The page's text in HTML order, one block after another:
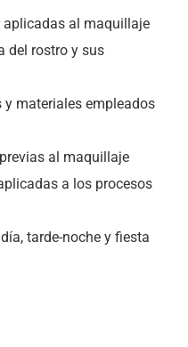
aplicadas al maquillaje
del rostro y sus
materiales empleados
al maquillaje
a los procesos
tarde-noche y fiesta